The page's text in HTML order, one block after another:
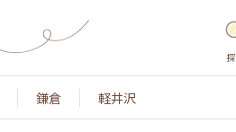
鎌倉 軽井沢